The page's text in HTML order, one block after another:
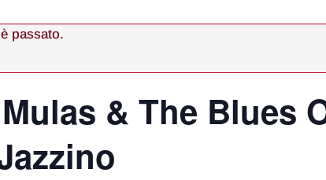
passato.
& The Blues